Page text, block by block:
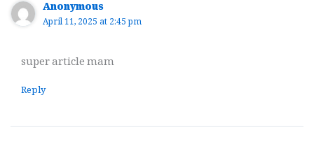
Anonymous
April 11, 2025 at 2:45 pm
super article mam
Reply